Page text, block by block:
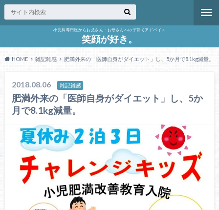
小児科専門医からお父さん・お母さんへの子育てアドバイス
笑顔が好き。
HOME 雑記雑感 肥満外来の「医師自身がダイエット」し、5か月で8.1kg減量。
2018.08.06 雑記雑感
肥満外来の「医師自身がダイエット」し、5か
月で8.1kg減量。